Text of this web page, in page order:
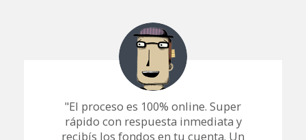
"El proceso es 100% online. Super
rápido con respuesta inmediata y
recibís los fondos en tu cuenta. Un